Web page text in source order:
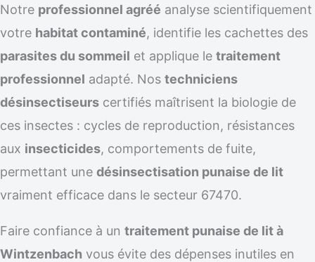
Notre professionnel agréé analyse scientifiquement
votre habitat contaminé, identifie les cachettes des
parasites du sommeil et applique le traitement
professionnel adapté. Nos techniciens
désinsectiseurs certifiés maîtrisent la biologie de
ces insectes : cycles de reproduction, résistances
aux insecticides, comportements de fuite,
permettant une désinsectisation punaise de lit
vraiment efficace dans le secteur 67470.
Faire confiance à un traitement punaise de lit à
Wintzenbach vous évite des dépenses inutiles en